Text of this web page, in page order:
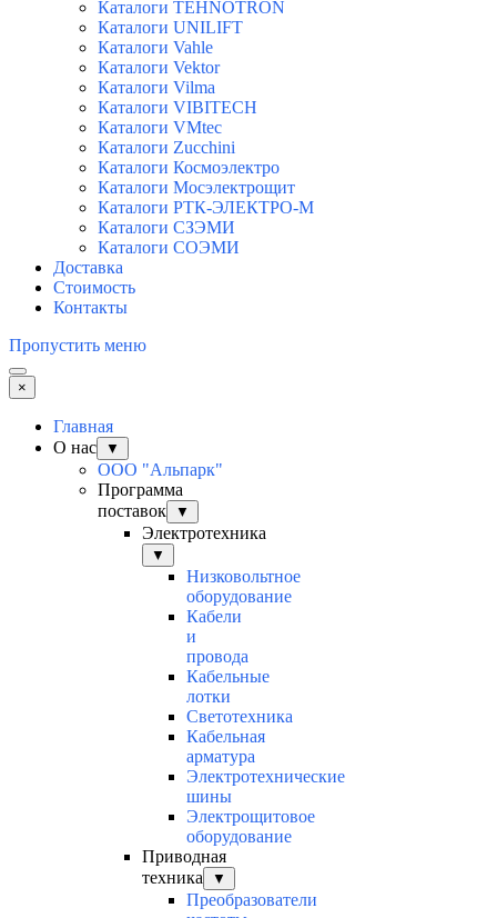
Каталоги TEHNOTRON
Каталоги UNILIFT
Каталоги Vahle
Каталоги Vektor
Каталоги Vilma
Каталоги VIBITECH
Каталоги VMtec
Каталоги Zucchini
Каталоги Космоэлектро
Каталоги Мосэлектрощит
Каталоги РТК-ЭЛЕКТРО-М
Каталоги СЗЭМИ
Каталоги СОЭМИ
Доставка
Стоимость
Контакты
Пропустить меню
×
Главная
О нас
▼
ООО "Альпарк"
Программа
поставок
▼
Электротехника
▼
Низковольтное
оборудование
Кабели
и
провода
Кабельные
лотки
Светотехника
Кабельная
арматура
Электротехнические
шины
Электрощитовое
оборудование
Приводная
техника
▼
Преобразователи